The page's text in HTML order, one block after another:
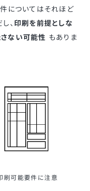
についてはそれほど
、 印刷を前提としな
ない可能性 もありま
刷可能要件に注意